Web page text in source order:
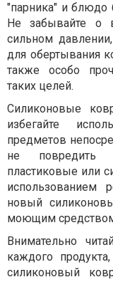
"парника" и блюдо
Не забывайте о
сильном
для обертывания
также особо
таких целей.
Силиконовые
избегайте
предметов
не повредить
пластиковые или
использованием
новый
моющим
Внимательно
каждого
силиконовый